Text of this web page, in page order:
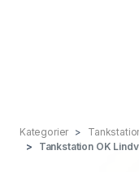
Kategorier
Tankstation OK